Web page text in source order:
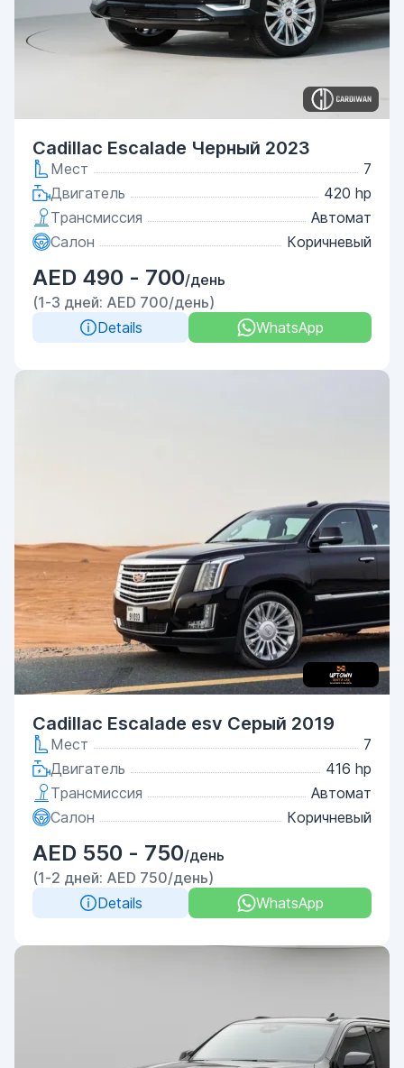
Cadillac Escalade Черный 2023
Мест
7
Двигатель
420 hp
Трансмиссия
Автомат
Салон
Коричневый
AED 490 - 700/день
(1-3 дней: AED 700/день)
Details
WhatsApp
Cadillac Escalade esv Серый 2019
Мест
7
Двигатель
416 hp
Трансмиссия
Автомат
Салон
Коричневый
AED 550 - 750/день
(1-2 дней: AED 750/день)
Details
WhatsApp